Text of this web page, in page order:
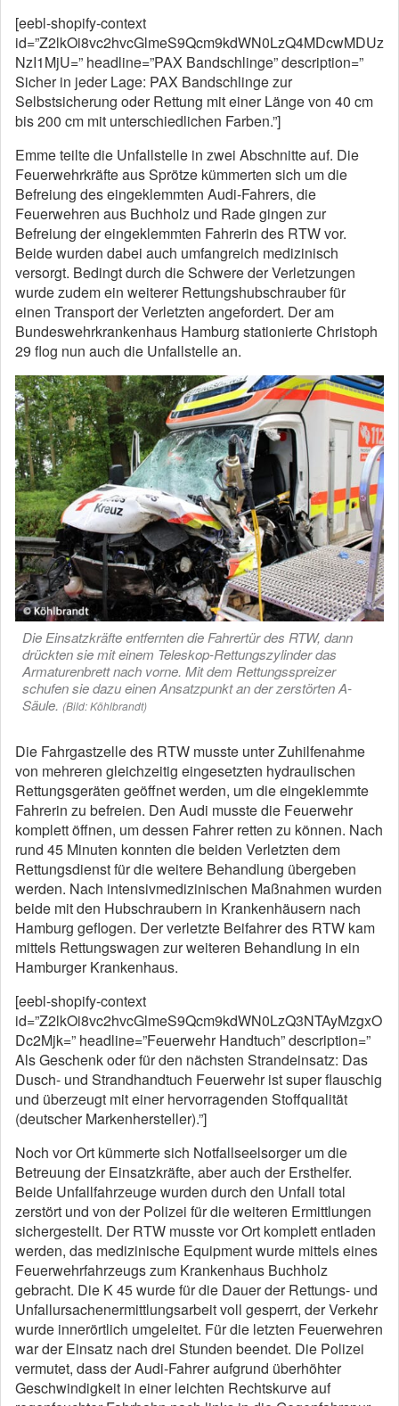
[eebl-shopify-context
id=”Z2lkOi8vc2hvcGlmeS9Qcm9kdWN0LzQ4MDcwMDUz
NzI1MjU=” headline=”PAX Bandschlinge” description=”
Sicher in jeder Lage: PAX Bandschlinge zur
Selbstsicherung oder Rettung mit einer Länge von 40 cm
bis 200 cm mit unterschiedlichen Farben.”]
Emme teilte die Unfallstelle in zwei Abschnitte auf. Die
Feuerwehrkräfte aus Sprötze kümmerten sich um die
Befreiung des eingeklemmten Audi-Fahrers, die
Feuerwehren aus Buchholz und Rade gingen zur
Befreiung der eingeklemmten Fahrerin des RTW vor.
Beide wurden dabei auch umfangreich medizinisch
versorgt. Bedingt durch die Schwere der Verletzungen
wurde zudem ein weiterer Rettungshubschrauber für
einen Transport der Verletzten angefordert. Der am
Bundeswehrkrankenhaus Hamburg stationierte Christoph
29 flog nun auch die Unfallstelle an.
Die Einsatzkräfte entfernten die Fahrertür des RTW, dann
drückten sie mit einem Teleskop-Rettungszylinder das
Armaturenbrett nach vorne. Mit dem Rettungsspreizer
schufen sie dazu einen Ansatzpunkt an der zerstörten A-
Säule. (Bild: Köhlbrandt)
Die Fahrgastzelle des RTW musste unter Zuhilfenahme
von mehreren gleichzeitig eingesetzten hydraulischen
Rettungsgeräten geöffnet werden, um die eingeklemmte
Fahrerin zu befreien. Den Audi musste die Feuerwehr
komplett öffnen, um dessen Fahrer retten zu können. Nach
rund 45 Minuten konnten die beiden Verletzten dem
Rettungsdienst für die weitere Behandlung übergeben
werden. Nach intensivmedizinischen Maßnahmen wurden
beide mit den Hubschraubern in Krankenhäusern nach
Hamburg geflogen. Der verletzte Beifahrer des RTW kam
mittels Rettungswagen zur weiteren Behandlung in ein
Hamburger Krankenhaus.
[eebl-shopify-context
id=”Z2lkOi8vc2hvcGlmeS9Qcm9kdWN0LzQ3NTAyMzgxO
Dc2Mjk=” headline=”Feuerwehr Handtuch” description=”
Als Geschenk oder für den nächsten Strandeinsatz: Das
Dusch- und Strandhandtuch Feuerwehr ist super flauschig
und überzeugt mit einer hervorragenden Stoffqualität
(deutscher Markenhersteller).”]
Noch vor Ort kümmerte sich Notfallseelsorger um die
Betreuung der Einsatzkräfte, aber auch der Ersthelfer.
Beide Unfallfahrzeuge wurden durch den Unfall total
zerstört und von der Polizei für die weiteren Ermittlungen
sichergestellt. Der RTW musste vor Ort komplett entladen
werden, das medizinische Equipment wurde mittels eines
Feuerwehrfahrzeugs zum Krankenhaus Buchholz
gebracht. Die K 45 wurde für die Dauer der Rettungs- und
Unfallursachenermittlungsarbeit voll gesperrt, der Verkehr
wurde innerörtlich umgeleitet. Für die letzten Feuerwehren
war der Einsatz nach drei Stunden beendet. Die Polizei
vermutet, dass der Audi-Fahrer aufgrund überhöhter
Geschwindigkeit in einer leichten Rechtskurve auf